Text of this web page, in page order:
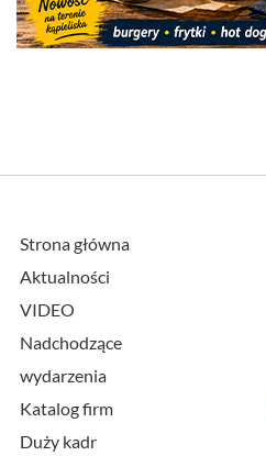
Strona główna
Aktualności
VIDEO
Nadchodzące
wydarzenia
Katalog firm
Duży kadr